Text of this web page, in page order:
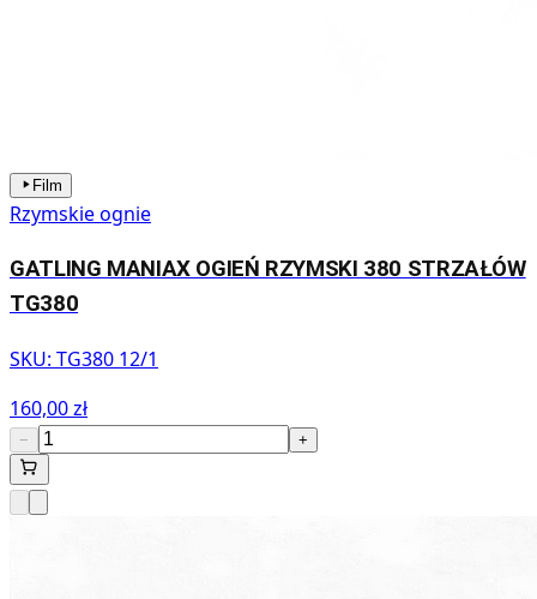
Film
Rzymskie ognie
GATLING MANIAX OGIEŃ RZYMSKI 380 STRZAŁÓW
TG380
SKU: TG380 12/1
160,00 zł
− +